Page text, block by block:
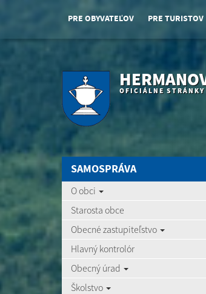
PRE OBYVATEĽOV PRE TURISTOV
OFICIÁLNE STRÁNKY
SAMOSPRÁVA
O obci
Starosta obce
Obecné zastupiteľstvo
Hlavný kontrolór
Obecný úrad
Školstvo